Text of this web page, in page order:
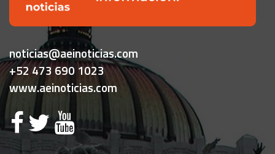
noticias@aeinoticias.com
+52 473 690 1023
www.aeinoticias.com